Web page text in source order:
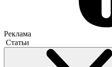
Реклама
Статьи